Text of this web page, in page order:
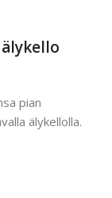
pian
älykellolla.